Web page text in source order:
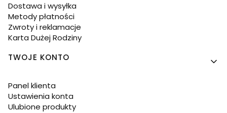
Dostawa i wysyłka
Metody płatności
Zwroty i reklamacje
Karta Dużej Rodziny
TWOJE KONTO
Panel klienta
Ustawienia konta
Ulubione produkty